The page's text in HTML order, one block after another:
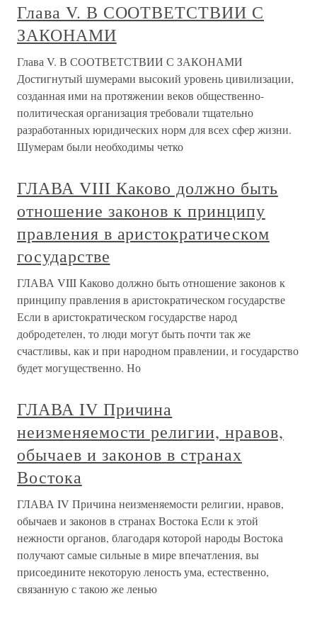
Глава V. В СООТВЕТСТВИИ С
ЗАКОНАМИ
Глава V. В СООТВЕТСТВИИ С ЗАКОНАМИ
Достигнутый шумерами высокий уровень цивилизации,
созданная ими на протяжении веков общественно-
политическая организация требовали тщательно
разработанных юридических норм для всех сфер жизни.
Шумерам были необходимы четко
ГЛАВА VIII Каково должно быть
отношение законов к принципу
правления в аристократическом
государстве
ГЛАВА VIII Каково должно быть отношение законов к
принципу правления в аристократическом государстве
Если в аристократическом государстве народ
добродетелен, то люди могут быть почти так же
счастливы, как и при народном правлении, и государство
будет могущественно. Но
ГЛАВА IV Причина
неизменяемости религии, нравов,
обычаев и законов в странах
Востока
ГЛАВА IV Причина неизменяемости религии, нравов,
обычаев и законов в странах Востока Если к этой
нежности органов, благодаря которой народы Востока
получают самые сильные в мире впечатления, вы
присоедините некоторую леность ума, естественно,
связанную с такою же ленью